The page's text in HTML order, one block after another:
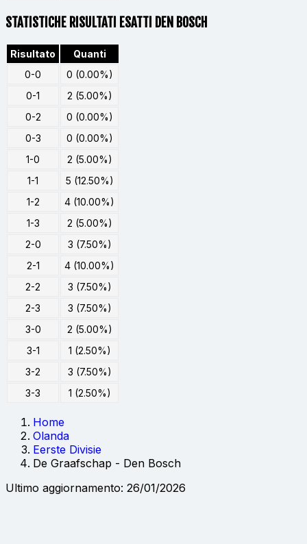
STATISTICHE RISULTATI ESATTI DEN BOSCH
Risultato
Quanti
0-0
0 (0.00%)
0-1
2 (5.00%)
0-2
0 (0.00%)
0-3
0 (0.00%)
1-0
2 (5.00%)
1-1
5 (12.50%)
1-2
4 (10.00%)
1-3
2 (5.00%)
2-0
3 (7.50%)
2-1
4 (10.00%)
2-2
3 (7.50%)
2-3
3 (7.50%)
3-0
2 (5.00%)
3-1
1 (2.50%)
3-2
3 (7.50%)
3-3
1 (2.50%)
Home
Olanda
Eerste Divisie
De Graafschap - Den Bosch
Ultimo aggiornamento: 26/01/2026